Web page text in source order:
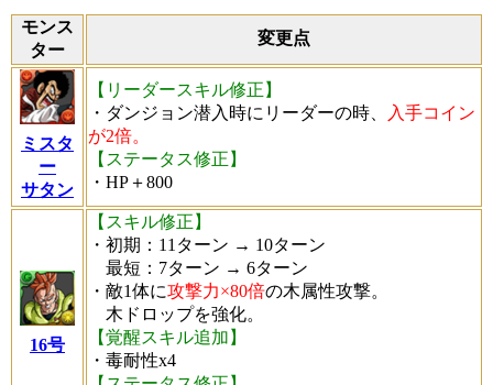
モンス
ター
変更点
ミスタ
ー
サタン
【リーダースキル修正】
・ダンジョン潜入時にリーダーの時、
入手コイン
が2倍。
【ステータス修正】
・HP＋800
16号
【スキル修正】
・初期：11ターン → 10ターン
最短：7ターン → 6ターン
・敵1体に攻撃力×80倍の木属性攻撃。
木ドロップを強化。
【覚醒スキル追加】
・毒耐性x4